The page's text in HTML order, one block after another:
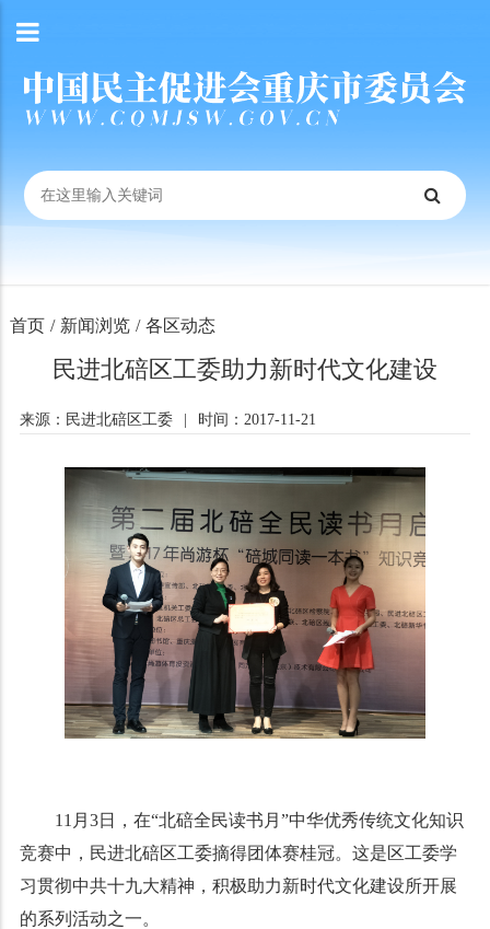
首页 / 新闻浏览 / 各区动态
民进北碚区工委助力新时代文化建设
来源：民进北碚区工委 时间：2017-11-21
11月3日，在“北碚全民读书月”中华优秀传统文化知识
竞赛中，民进北碚区工委摘得团体赛桂冠。这是区工委学
习贯彻中共十九大精神，积极助力新时代文化建设所开展
的系列活动之一。